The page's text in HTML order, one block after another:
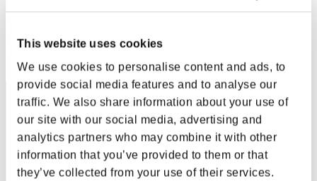
This website uses cookies
We use cookies to personalise content and ads, to
provide social media features and to analyse our
traffic. We also share information about your use of
our site with our social media, advertising and
analytics partners who may combine it with other
information that you’ve provided to them or that
they’ve collected from your use of their services.
Posición
12